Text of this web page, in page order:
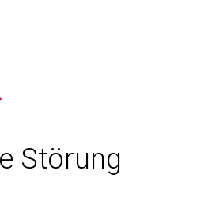
Störung